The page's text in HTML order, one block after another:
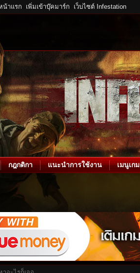
น้าแรก เพิ่มเข้าบุ๊คมาร์ก เว็บไซต์ Infestation
กฎกติกา แนะนำการใช้งาน เมนูเกม